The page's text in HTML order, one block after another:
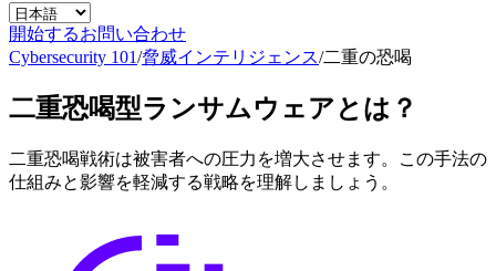
開始するお問い合わせ
Cybersecurity 101/脅威インテリジェンス/二重の恐喝
二重恐喝型ランサムウェアとは？
二重恐喝戦術は被害者への圧力を増大させます。この手法の
仕組みと影響を軽減する戦略を理解しましょう。